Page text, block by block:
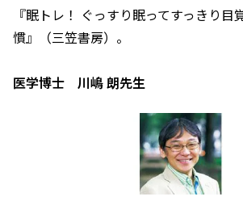
『眠トレ！ ぐっすり眠ってすっきり目
慣』（三笠書房）。
医学博士 川嶋 朗先生